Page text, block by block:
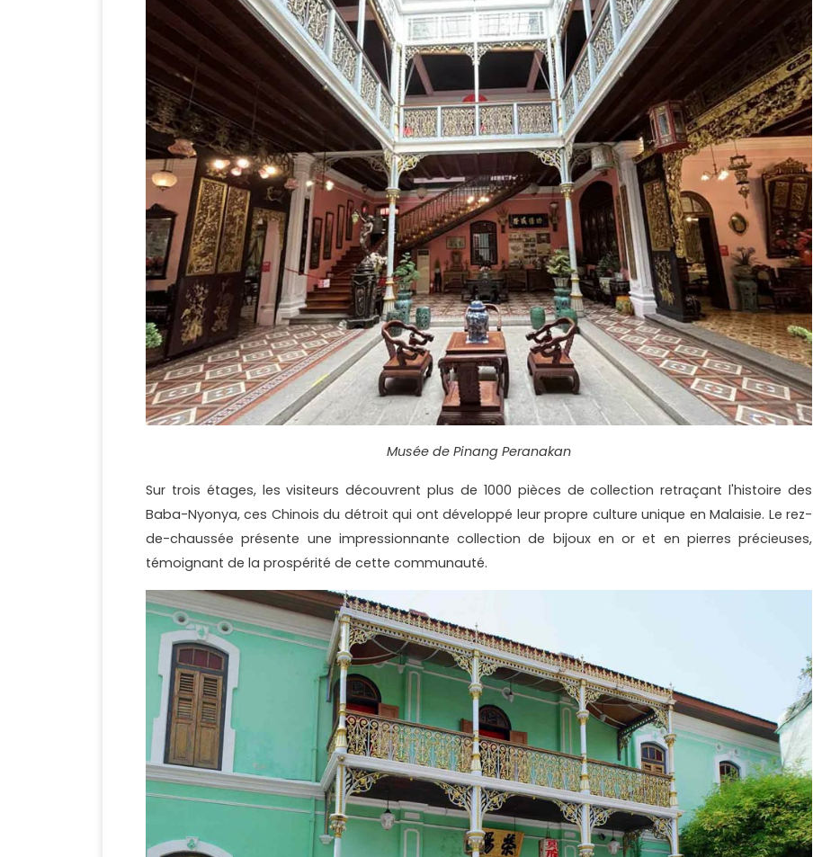
Musée de Pinang Peranakan
Sur trois étages, les visiteurs découvrent plus de 1000 pièces de collection retraçant l'histoire des
Baba-Nyonya, ces Chinois du détroit qui ont développé leur propre culture unique en Malaisie. Le rez-
de-chaussée présente une impressionnante collection de bijoux en or et en pierres précieuses,
témoignant de la prospérité de cette communauté.